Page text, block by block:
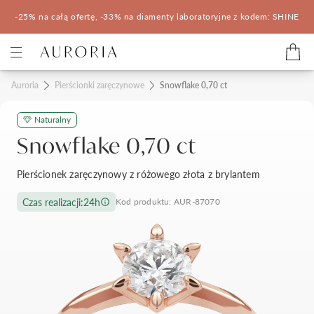
-25% na całą ofertę, -33% na diamenty laboratoryjne z kodem: SHINE
Kategorie
Pierścionki zaręczynowe
Pomocne
Konfigurator 3D
Salony Auroria
Salon Auroria Arkadia
Korzyści z zakupu
Auroria Pierścionki zaręczynowe Snowflake 0,70 ct
Naturalny
Snowflake 0,70 ct
Pierścionek zaręczynowy z różowego złota z brylantem
Czas realizacji:24h Kod produktu: AUR-87070